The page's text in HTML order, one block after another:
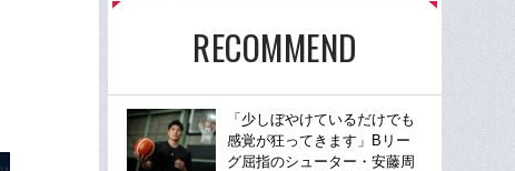
RECOMMEND
「少しぼやけているだけでも
感覚が狂ってきます」Bリー
グ屈指のシューター・安藤周